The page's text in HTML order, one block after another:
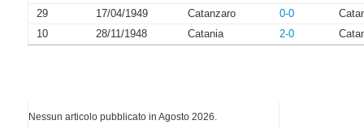
29
17/04/1949 Catanzaro 0-0
10
28/11/1948 Catania 2-0
Nessun articolo pubblicato in Agosto 2026.